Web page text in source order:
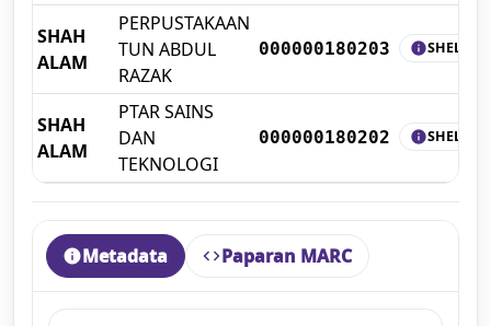
SHAH
ALAM
PERPUSTAKAAN
TUN ABDUL
RAZAK
000000180203 infoSHELF
SHAH
ALAM
PTAR SAINS
DAN
TEKNOLOGI
000000180202 infoSHELF
infoMetadata codePaparan MARC